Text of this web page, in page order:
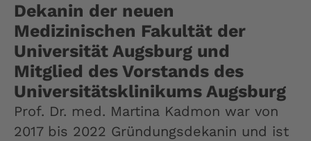
Dekanin der neuen
Medizinischen Fakultät der
Universität Augsburg und
Mitglied des Vorstands des
Universitätsklinikums Augsburg
Prof. Dr. med. Martina Kadmon war von
2017 bis 2022 Gründungsdekanin und ist